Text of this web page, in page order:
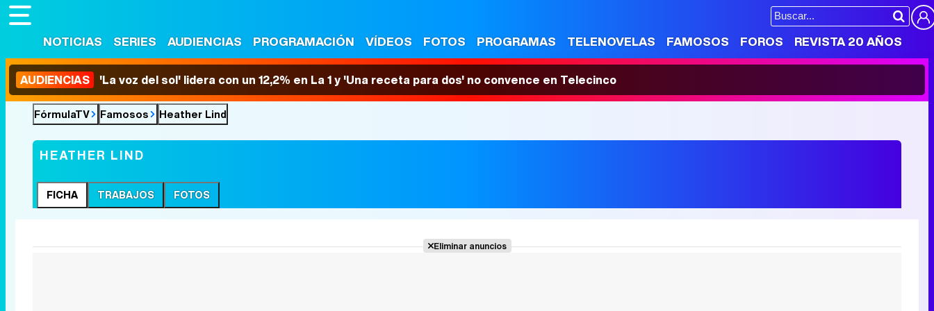
NOTICIAS SERIES AUDIENCIAS PROGRAMACIÓN VÍDEOS FOTOS PROGRAMAS TELENOVELAS FAMOSOS FOROS REVISTA 20 AÑOS
AUDIENCIAS 'La voz del sol' lidera con un 12,2% en La 1 y 'Una receta para dos' no convence en Telecinco
FórmulaTV Famosos Heather Lind
HEATHER LIND
FICHA TRABAJOS FOTOS
Eliminar anuncios